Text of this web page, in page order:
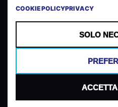
TERMINI E CONDIZIONI
COOKIES
COOKIE POLICYPRIVACY
SOLO